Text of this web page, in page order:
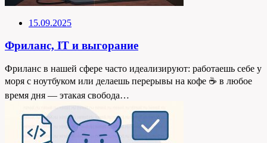
15.09.2025
Фриланс, IT и выгорание
Фриланс в нашей сфере часто идеализируют: работаешь себе у
моря с ноутбуком или делаешь перерывы на кофе ☕ в любое
время дня — этакая свобода…